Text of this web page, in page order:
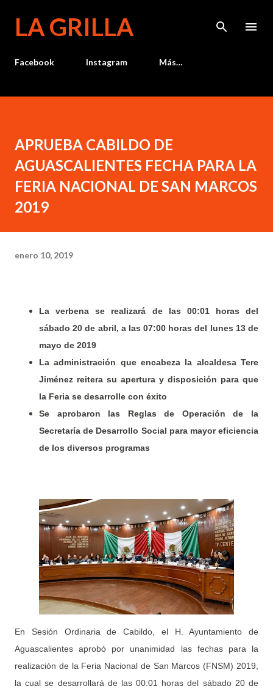
LA GRILLA
Facebook Instagram Más…
APRUEBA CABILDO DE
AGUASCALIENTES FECHA PARA LA
FERIA NACIONAL DE SAN MARCOS
2019
enero 10, 2019
La verbena se realizará de las 00:01 horas del
sábado 20 de abril, a las 07:00 horas del lunes 13 de
mayo de 2019
La administración que encabeza la alcaldesa Tere
Jiménez reitera su apertura y disposición para que
la Feria se desarrolle con éxito
Se aprobaron las Reglas de Operación de la
Secretaría de Desarrollo Social para mayor eficiencia
de los diversos programas
En Sesión Ordinaria de Cabildo, el H. Ayuntamiento de
Aguascalientes aprobó por unanimidad las fechas para la
realización de la Feria Nacional de San Marcos (FNSM) 2019,
la cual se desarrollará de las 00:01 horas del sábado 20 de